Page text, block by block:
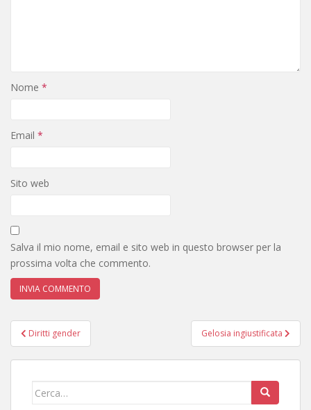
Nome *
Email *
Sito web
Salva il mio nome, email e sito web in questo browser per la
prossima volta che commento.
Navigazione
articoli
Diritti gender Gelosia ingiustificata
Cerca: